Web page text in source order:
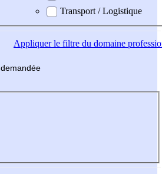
Transport / Logistique
Appliquerle filtre du domaine
demandée